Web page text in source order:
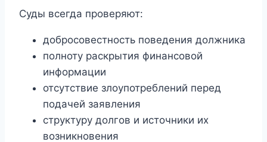
Суды всегда проверяют:
добросовестность поведения должника
полноту раскрытия финансовой
информации
отсутствие злоупотреблений перед
подачей заявления
структуру долгов и источники их
возникновения